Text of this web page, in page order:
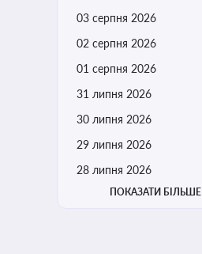
03 серпня 2026
02 серпня 2026
01 серпня 2026
31 липня 2026
30 липня 2026
29 липня 2026
28 липня 2026
ПОКАЗАТИ БІЛЬШЕ